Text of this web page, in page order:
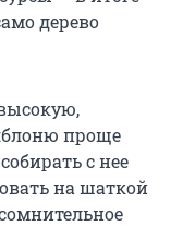
дерево
проще
с нее
на шаткой